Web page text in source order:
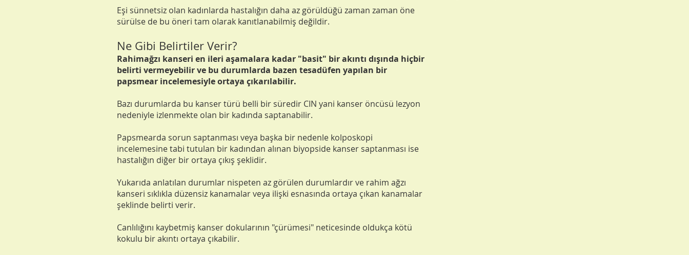
Eşi sünnetsiz olan kadınlarda hastalığın daha az görüldüğü zaman zaman öne
sürülse de bu öneri tam olarak kanıtlanabilmiş değildir.
Ne Gibi Belirtiler Verir?
Rahimağzı kanseri en ileri aşamalara kadar "basit" bir akıntı dışında hiçbir
belirti vermeyebilir ve bu durumlarda bazen tesadüfen yapılan bir
papsmear incelemesiyle ortaya çıkarılabilir.
Bazı durumlarda bu kanser türü belli bir süredir CIN yani kanser öncüsü lezyon
nedeniyle izlenmekte olan bir kadında saptanabilir.
Papsmearda sorun saptanması veya başka bir nedenle kolposkopi
incelemesine tabi tutulan bir kadından alınan biyopside kanser saptanması ise
hastalığın diğer bir ortaya çıkış şeklidir.
Yukarıda anlatılan durumlar nispeten az görülen durumlardır ve rahim ağzı
kanseri sıklıkla düzensiz kanamalar veya ilişki esnasında ortaya çıkan kanamalar
şeklinde belirti verir.
Canlılığını kaybetmiş kanser dokularının "çürümesi" neticesinde oldukça kötü
kokulu bir akıntı ortaya çıkabilir.